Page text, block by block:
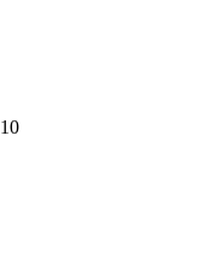
10